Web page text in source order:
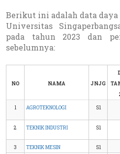
Berikut ini adalah data
Universitas
pada tahun 2023 dan
sebelumnya:
NO NAMA JNJG
1 AGROTEKNOLOGI S1
2 TEKNIK INDUSTRI S1
3 TEKNIK MESIN S1